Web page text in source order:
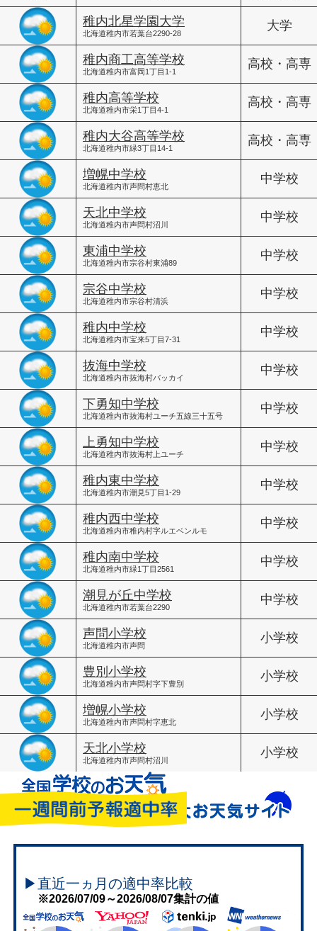
稚内北星学園大学
北海道稚内市若葉台2290-28
大学
稚内商工高等学校
北海道稚内市富岡1丁目1-1
高校・高専
稚内高等学校
北海道稚内市栄1丁目4-1
高校・高専
稚内大谷高等学校
北海道稚内市緑3丁目14-1
高校・高専
増幌中学校
北海道稚内市声問村恵北
中学校
天北中学校
北海道稚内市声問村沼川
中学校
東浦中学校
北海道稚内市宗谷村東浦89
中学校
宗谷中学校
北海道稚内市宗谷村清浜
中学校
稚内中学校
北海道稚内市宝来5丁目7-31
中学校
抜海中学校
北海道稚内市抜海村バッカイ
中学校
下勇知中学校
北海道稚内市抜海村ユーチ五線三十五号
中学校
上勇知中学校
北海道稚内市抜海村上ユーチ
中学校
稚内東中学校
北海道稚内市潮見5丁目1-29
中学校
稚内西中学校
北海道稚内市稚内村字ルエベンルモ
中学校
稚内南中学校
北海道稚内市緑1丁目2561
中学校
潮見が丘中学校
北海道稚内市若葉台2290
中学校
声問小学校
北海道稚内市声問
小学校
豊別小学校
北海道稚内市声問村字下豊別
小学校
増幌小学校
北海道稚内市声問村字恵北
小学校
天北小学校
北海道稚内市声問村沼川
小学校
▶直近一ヵ月の適中率比較
※2026/07/09～2026/08/07集計の値